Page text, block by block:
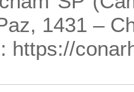
1431 –
https://